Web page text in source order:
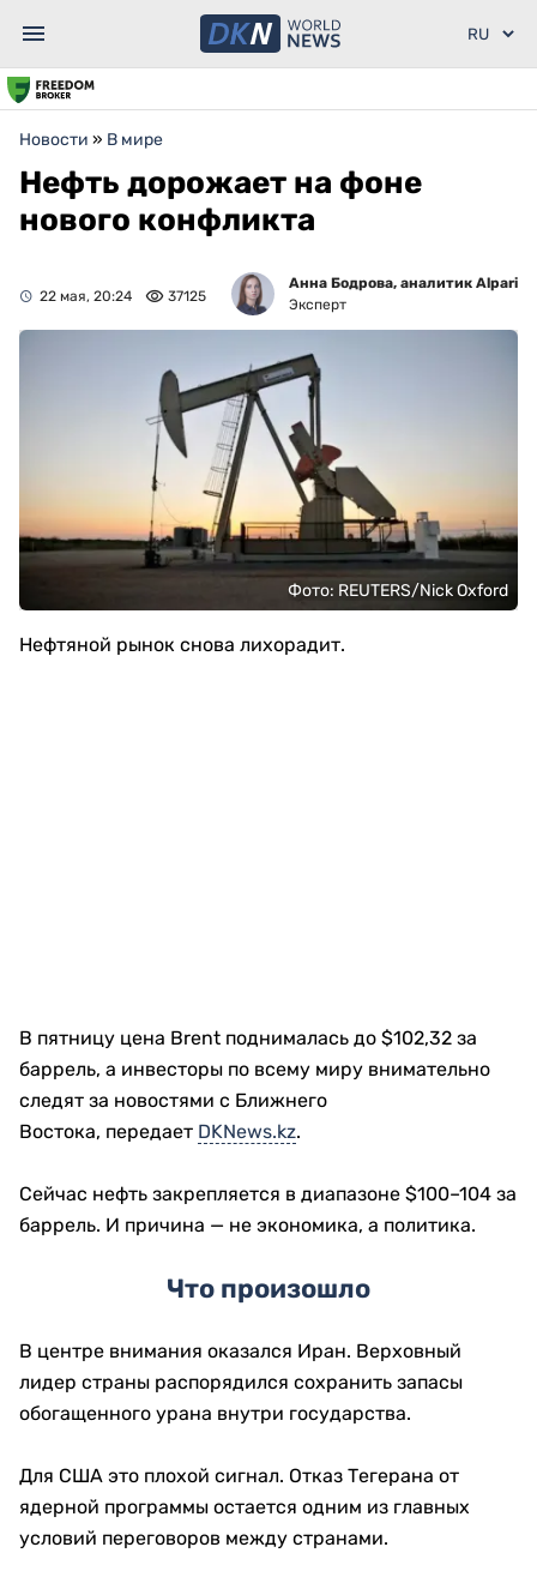
Новости » В мире
Нефть дорожает на фоне
нового конфликта
22 мая, 20:24 37125
Анна Бодрова, аналитик Alpari
Эксперт
Фото: REUTERS/Nick Oxford
Нефтяной рынок снова лихорадит.
В пятницу цена Brent поднималась до $102,32 за
баррель, а инвесторы по всему миру внимательно
следят за новостями с Ближнего
Востока, передает DKNews.kz.
Сейчас нефть закрепляется в диапазоне $100–104 за
баррель. И причина — не экономика, а политика.
Что произошло
В центре внимания оказался Иран. Верховный
лидер страны распорядился сохранить запасы
обогащенного урана внутри государства.
Для США это плохой сигнал. Отказ Тегерана от
ядерной программы остается одним из главных
условий переговоров между странами.